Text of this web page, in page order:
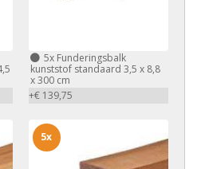
5xFunderingsbalk
kunststof standaard 3,5 x 8,8
x 300 cm
+€ 139,75
5x